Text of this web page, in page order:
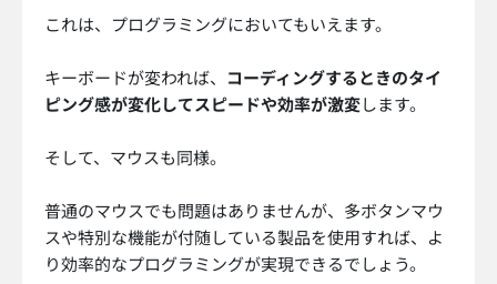
これは、プログラミングにおいてもいえます。
キーボードが変われば、 コーディングするときのタイ
ピング感が変化してスピードや効率が激変します。
そして、マウスも同様。
普通のマウスでも問題はありませんが、多ボタンマウ
スや特別な機能が付随している製品を使用すれば、よ
り効率的なプログラミングが実現できるでしょう。